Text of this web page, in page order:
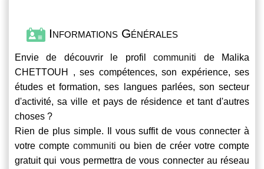
Informations Générales
Envie de découvrir le profilcommuniti de Malika
CHETTOUH , ses compétences, son expérience, ses
études et formation, ses langues parlées, son secteur
d'activité, sa ville et pays de résidence et tant d'autres
choses ?
Rien de plus simple. Il vous suffit de vous connecter à
votre compte communiti ou bien de créer votre compte
gratuit qui vous permettra de vous connecter au réseau